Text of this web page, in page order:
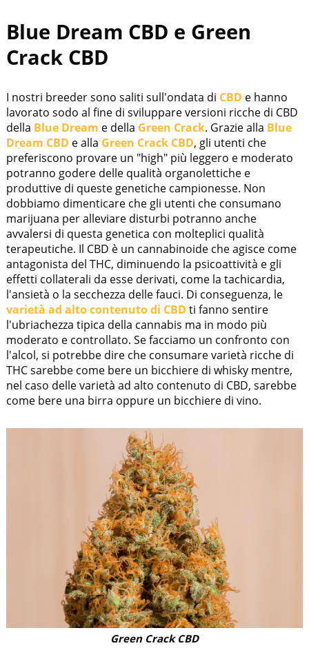
Blue Dream CBD e Green
Crack CBD
I nostri breeder sono saliti sull'ondata di CBD e hanno
lavorato sodo al fine di sviluppare versioni ricche di CBD
della Blue Dream e della Green Crack. Grazie alla Blue
Dream CBD e alla Green Crack CBD, gli utenti che
preferiscono provare un "high" più leggero e moderato
potranno godere delle qualità organolettiche e
produttive di queste genetiche campionesse. Non
dobbiamo dimenticare che gli utenti che consumano
marijuana per alleviare disturbi potranno anche
avvalersi di questa genetica con molteplici qualità
terapeutiche. Il CBD è un cannabinoide che agisce come
antagonista del THC, diminuendo la psicoattività e gli
effetti collaterali da esse derivati, come la tachicardia,
l'ansietà o la secchezza delle fauci. Di conseguenza, le
varietà ad alto contenuto di CBD ti fanno sentire
l'ubriachezza tipica della cannabis ma in modo più
moderato e controllato. Se facciamo un confronto con
l'alcol, si potrebbe dire che consumare varietà ricche di
THC sarebbe come bere un bicchiere di whisky mentre,
nel caso delle varietà ad alto contenuto di CBD, sarebbe
come bere una birra oppure un bicchiere di vino.
Green Crack CBD